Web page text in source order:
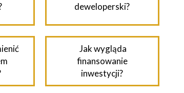
deweloperski?
Jak wygląda
finansowanie
inwestycji?